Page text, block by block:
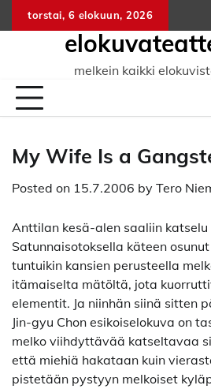
to
torstai, 6 elokuun, 2026
melkein kaikki
My Wife Is a
Posted on 15.7.2006 by Tero
Anttilan kesä-alen saaliin
Satunnaisotoksella käteen
tuntuikin kansien perusteella
itämaiselta mätöltä, jota
elementit. Ja niinhän siinä sitten
Jin-gyu Chon esikoiselokuva on
melko viihdyttävää katseltavaa
että miehiä hakataan kuin
pistetään pystyyn melkoiset